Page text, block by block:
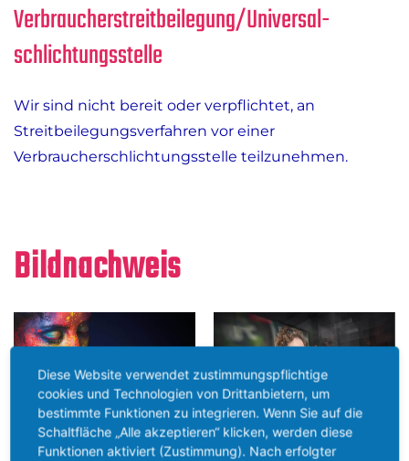
Verbraucher­streit­beilegung/Universal­
schlichtungs­stelle
Wir sind nicht bereit oder verpflichtet, an
Streitbeilegungsverfahren vor einer
Verbraucherschlichtungsstelle teilzunehmen.
Bildnachweis
Diese Website verwendet zustimmungspflichtige
cookies und Technologien von Drittanbietern, um
bestimmte Funktionen zu integrieren. Wenn Sie auf die
Schaltfläche „Alle akzeptieren“ klicken, werden diese
Funktionen aktiviert (Zustimmung). Nach erfolgter